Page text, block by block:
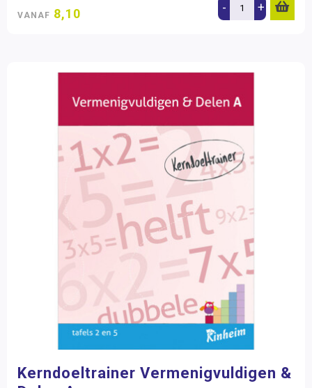
VANAF 8,10 - +
Kerndoeltrainer Vermenigvuldigen &